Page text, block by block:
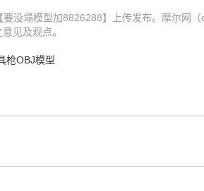
要没塌模型加8826288】上传发布。摩尔网
见及观点。
枪OBJ模型